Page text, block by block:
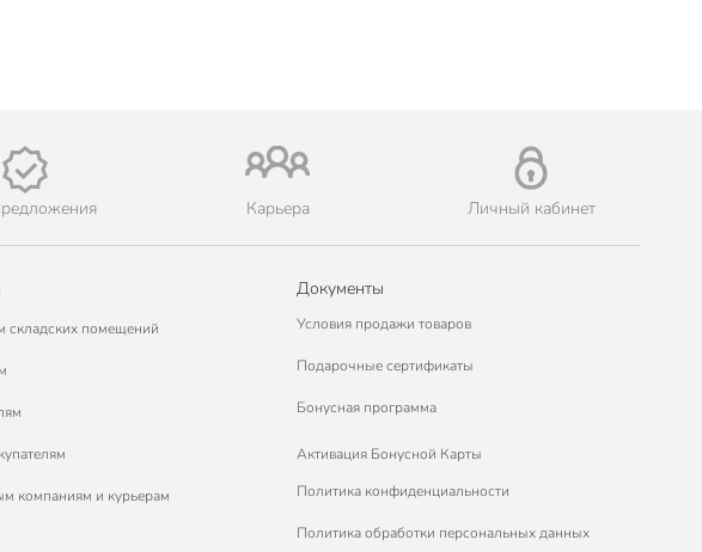
Карьера Личный кабинет
складских помещений
компаниям и курьерам
Документы
Условия продажи товаров
Подарочные сертификаты
Бонусная программа
Активация Бонусной Карты
Политика конфиденциальности
Политика обработки персональных данных